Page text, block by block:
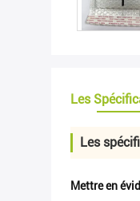
Les
Les
Mettre en